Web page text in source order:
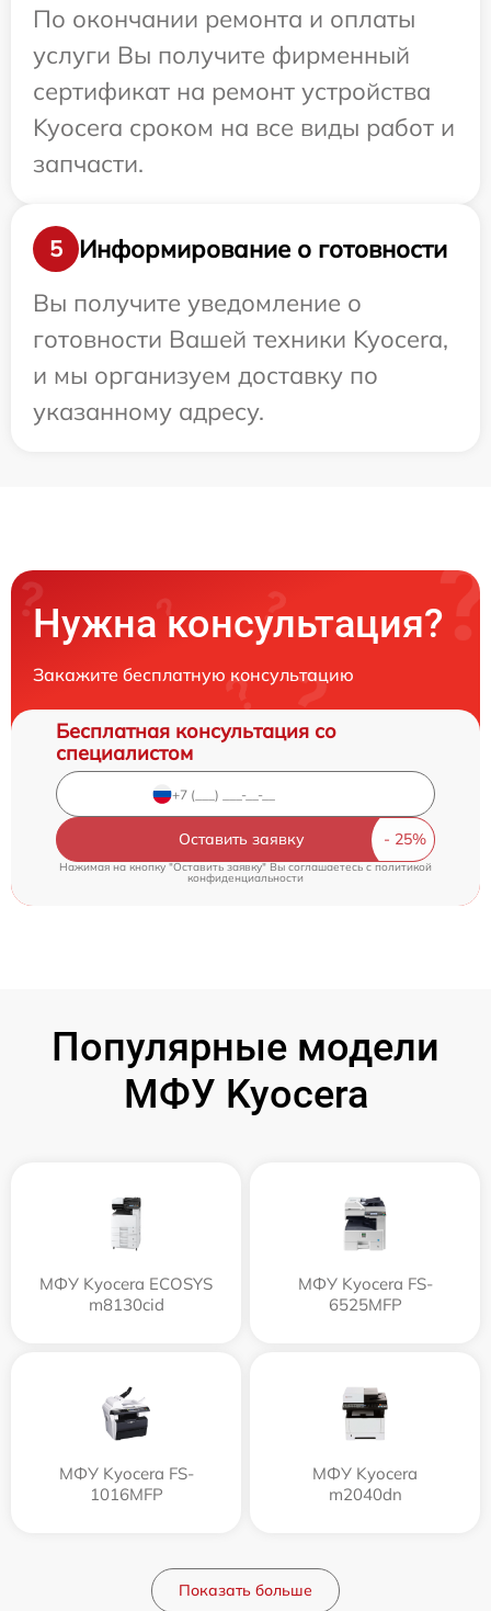
По окончании ремонта и оплаты
услуги Вы получите фирменный
сертификат на ремонт устройства
Kyocera сроком на все виды работ и
запчасти.
5
Информирование о готовности
Вы получите уведомление о
готовности Вашей техники Kyocera,
и мы организуем доставку по
указанному адресу.
Нужна консультация?
Закажите бесплатную консультацию
Бесплатная консультация со
специалистом
Оставить заявку
Нажимая на кнопку "Оставить заявку" Вы соглашаетесь c политикой
конфиденциальности
Популярные модели
МФУ Kyocera
МФУ Kyocera ECOSYS
m8130cid
МФУ Kyocera FS-
6525MFP
МФУ Kyocera FS-
1016MFP
МФУ Kyocera
m2040dn
Показать больше